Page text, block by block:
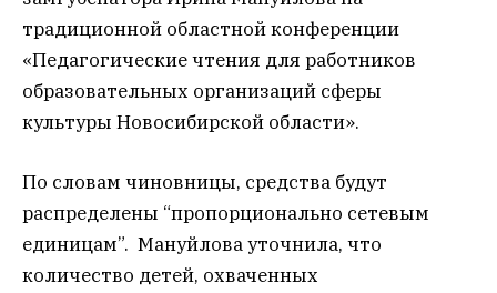
традиционной областной конференции
«Педагогические чтения для работников
образовательных организаций сферы
культуры Новосибирской области».
По словам чиновницы, средства будут
распределены “пропорционально сетевым
единицам”. Мануйлова уточнила, что
количество детей, охваченных